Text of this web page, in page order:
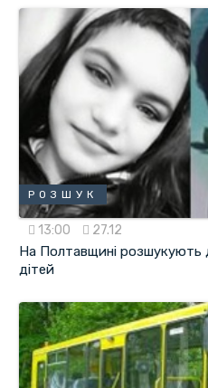
РОЗШУК
13:00 27.12
На Полтавщині розшукують
дітей